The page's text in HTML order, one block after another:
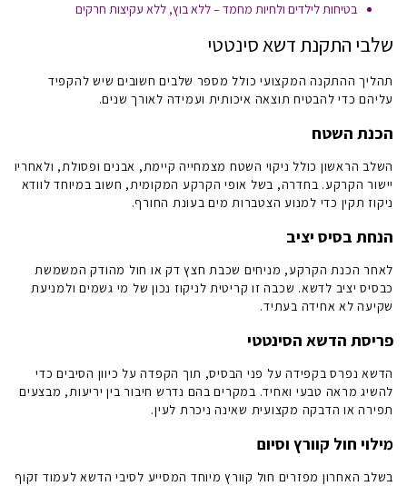
בטיחות לילדים ולחיות מחמד – ללא בוץ, ללא עקיצות חרקים
שלבי התקנת דשאסינטטי
תהליך ההתקנה המקצועי כולל מספר שלבים חשובים שיש להקפיד
עליהם כדי להבטיח תוצאה איכותית ועמידה לאורך שנים.
הכנת השטח
השלב הראשון כולל ניקוי השטח מצמחייה קיימת, אבנים ופסולת, ולאחריו
יישור הקרקע. בחדרה, בשל אופי הקרקע המקומית, חשוב במיוחד לוודא
ניקוז תקין כדי למנוע הצטברות מים בעונת החורף.
הנחת בסיס יציב
לאחר הכנת הקרקע, מניחים שכבת חצץ דק או חול מהודק המשמשת
כבסיס יציב לדשא. שכבה זו קריטית לניקוז נכון של מי גשמים ולמניעת
שקיעה לא אחידה בעתיד.
פריסת הדשא הסינטטי
הדשא נפרס בקפידה על פני הבסיס, תוך הקפדה על כיוון הסיבים כדי
להשיג מראה טבעי ואחיד. במקרים בהם נדרש חיבור בין יריעות, מבצעים
תפירה או הדבקה מקצועית שאינה ניכרת לעין.
מילוי חול קוורץ וסיום
בשלב האחרון מפזרים חול קוורץ מיוחד המסייע לסיבי הדשא לעמוד זקוף